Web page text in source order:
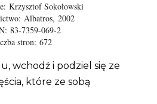
Krzysztof Sokołowski
Albatros, 2002
83-7359-069-2
stron: 672
wchodź i podziel się ze
które ze sobą